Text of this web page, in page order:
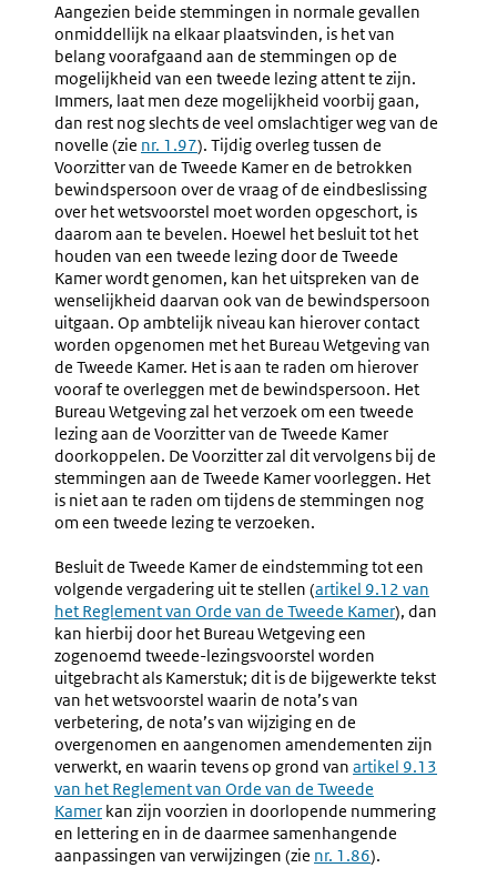
Aangezien beide stemmingen in normale gevallen
onmiddellijk na elkaar plaatsvinden, is het van
belang voorafgaand aan de stemmingen op de
mogelijkheid van een tweede lezing attent te zijn.
Immers, laat men deze mogelijkheid voorbij gaan,
dan rest nog slechts de veel omslachtiger weg van de
novelle (zie nr. 1.97). Tijdig overleg tussen de
Voorzitter van de Tweede Kamer en de betrokken
bewindspersoon over de vraag of de eindbeslissing
over het wetsvoorstel moet worden opgeschort, is
daarom aan te bevelen. Hoewel het besluit tot het
houden van een tweede lezing door de Tweede
Kamer wordt genomen, kan het uitspreken van de
wenselijkheid daarvan ook van de bewindspersoon
uitgaan. Op ambtelijk niveau kan hierover contact
worden opgenomen met het Bureau Wetgeving van
de Tweede Kamer. Het is aan te raden om hierover
vooraf te overleggen met de bewindspersoon. Het
Bureau Wetgeving zal het verzoek om een tweede
lezing aan de Voorzitter van de Tweede Kamer
doorkoppelen. De Voorzitter zal dit vervolgens bij de
stemmingen aan de Tweede Kamer voorleggen. Het
is niet aan te raden om tijdens de stemmingen nog
om een tweede lezing te verzoeken.
Besluit de Tweede Kamer de eindstemming tot een
volgende vergadering uit te stellen (Externe
link:
artikel 9.12 van
het Reglement van Orde van de Tweede Kamer), dan
kan hierbij door het Bureau Wetgeving een
zogenoemd tweede-lezingsvoorstel worden
uitgebracht als Kamerstuk; dit is de bijgewerkte tekst
van het wetsvoorstel waarin de nota’s van
verbetering, de nota’s van wijziging en de
overgenomen en aangenomen amendementen zijn
verwerkt, en waarin tevens op grond van Externe
link:
artikel 9.13
van het Reglement van Orde van de Tweede
Kamer kan zijn voorzien in doorlopende nummering
en lettering en in de daarmee samenhangende
aanpassingen van verwijzingen (zie nr. 1.86).